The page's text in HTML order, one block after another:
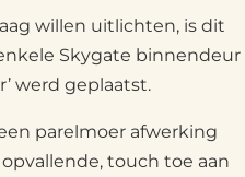
willen uitlichten, is dit
Skygate binnendeur
werd geplaatst.
parelmoer afwerking
touch toe aan